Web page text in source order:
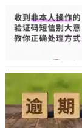
郑重提醒
社保局、
让你认证、领
所有社保
会通过官方
会发陌生链接